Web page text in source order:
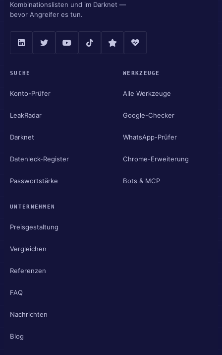
Kombinationslisten und im Darknet —
bevor Angreifer es tun.
SUCHE
Konto-Prüfer
LeakRadar
Darknet
Datenleck-Register
Passwortstärke
WERKZEUGE
Alle Werkzeuge
Google-Checker
WhatsApp-Prüfer
Chrome-Erweiterung
Bots & MCP
UNTERNEHMEN
Preisgestaltung
Vergleichen
Referenzen
FAQ
Nachrichten
Blog